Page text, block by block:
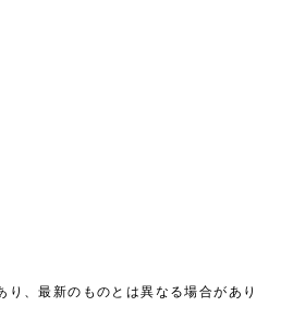
、最新のものとは異なる場合があり